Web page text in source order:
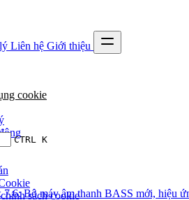
Liên hệ Giới thiệu
CTRL K
7.6: Bộ máy âm thanh BASS mới, hiệu
cookie
sách cookie